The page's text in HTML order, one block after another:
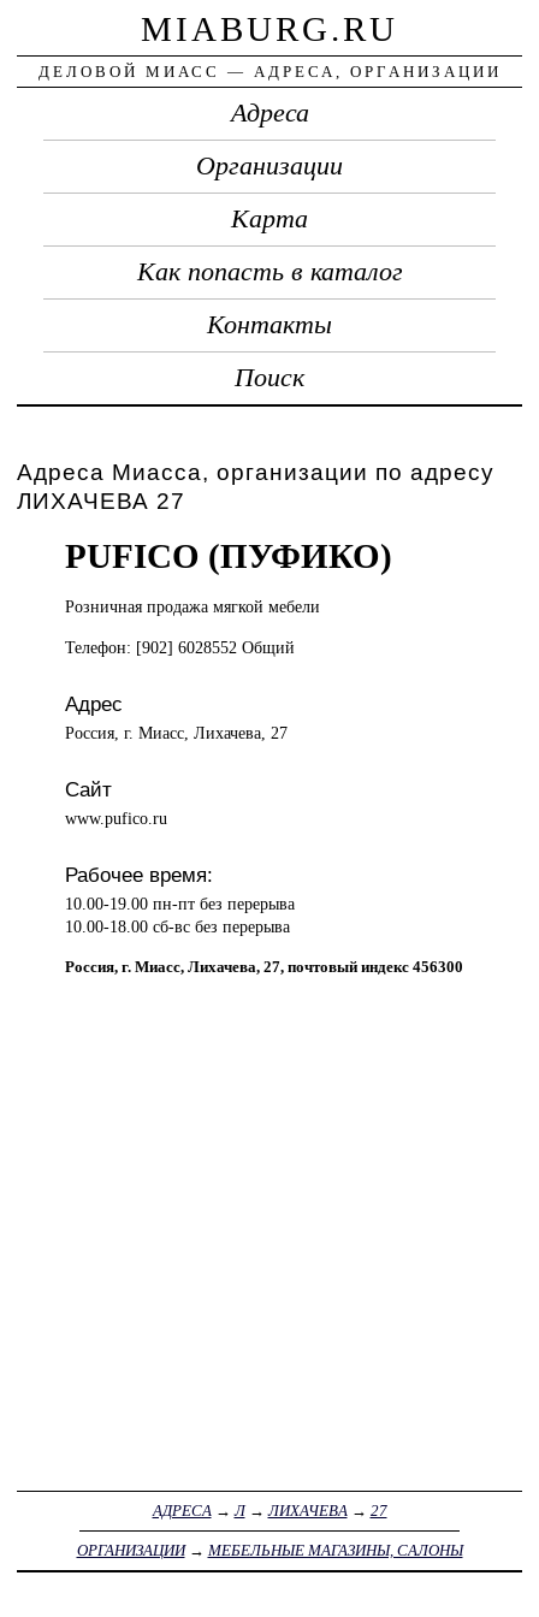
MIABURG.RU
ДЕЛОВОЙ МИАСС — АДРЕСА, ОРГАНИЗАЦИИ
Адреса
Организации
Карта
Как попасть в каталог
Контакты
Поиск
Адреса Миасса, организации по адресу
ЛИХАЧЕВА 27
PUFICO (ПУФИКО)
Розничная продажамягкой мебели
Телефон: [902] 6028552 Общий
Адрес
Россия, г. Миасс, Лихачева, 27
Сайт
www.pufico.ru
Рабочее время:
10.00-19.00 пн-пт без перерыва
10.00-18.00 сб-вс без перерыва
Россия, г. Миасс, Лихачева, 27, почтовый индекс 456300
АДРЕСА→Л→ЛИХАЧЕВА→ 27
ОРГАНИЗАЦИИ→ МЕБЕЛЬНЫЕ МАГАЗИНЫ, САЛОНЫ